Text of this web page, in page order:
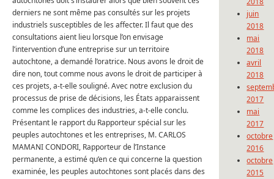
derniers ne sont même pas consultés sur les projets
industriels susceptibles de les affecter.Il faut que des
consultations aient lieu lorsque l’on envisage
l’intervention d’une entreprise sur un territoire
autochtone, a demandé l’oratrice. Nous avons le droit de
dire non, tout comme nous avons le droit de participer à
ces projets, a-t-elle souligné.Avec notre exclusion du
processus de prise de décisions, les États apparaissent
comme les complices des industries, a-t-elle conclu.
Présentant le rapport du Rapporteur spécial sur les
peuples autochtones et les entreprises, M. CARLOS
MAMANI CONDORI, Rapporteur de l’Instance
permanente, a estimé qu’en ce qui concerne la question
examinée, les peuples autochtones sont placés dans des
juin
2018
mai
2018
avril
2018
2017
mai
2017
octobre
2016
octobre
2015